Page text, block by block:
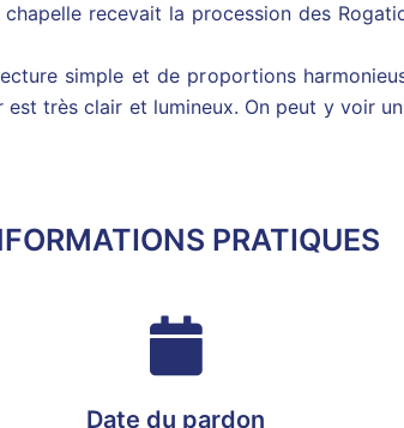
chapelle recevait la procession des
simple et de proportions
très clair et lumineux. On peut y voir
PRATIQUES
Date du pardon